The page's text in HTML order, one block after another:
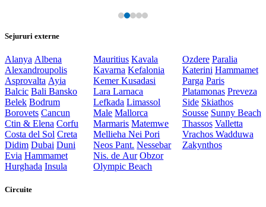
Sejururi externe
Alanya Albena
Alexandroupolis
Asprovalta Ayia
Balcic Bali Bansko
Belek Bodrum
Borovets Cancun
Ctin & Elena Corfu
Costa del Sol Creta
Didim Dubai Duni
Evia Hammamet
Hurghada Insula
Mauritius Kavala
Kavarna Kefalonia
KemerKusadasi
LaraLarnaca
Lefkada Limassol
Male Mallorca
Marmaris Matemwe
MelliehaNei Pori
Neos Pant. Nessebar
Nis. de Aur Obzor
Olympic Beach
Ozdere Paralia
Katerini Hammamet
Parga Paris
Platamonas Preveza
Side Skiathos
Sousse Sunny Beach
Thassos Valletta
Vrachos Wadduwa
Zakynthos
Circuite